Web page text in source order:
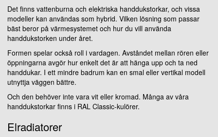
Det finns vattenburna och elektriska handdukstorkar, och vissa
modeller kan användas som hybrid. Vilken lösning som passar
bäst beror på värmesystemet och hur du vill använda
handdukstorken under året.
Formen spelar också roll i vardagen. Avståndet mellan rören eller
öppningarna avgör hur enkelt det är att hänga upp och ta ned
handdukar. I ett mindre badrum kan en smal eller vertikal modell
utnyttja väggen bättre.
Och den behöver inte vara vit eller kromad. Många av våra
handdukstorkar finns i RAL Classic-kulörer.
Elradiatorer